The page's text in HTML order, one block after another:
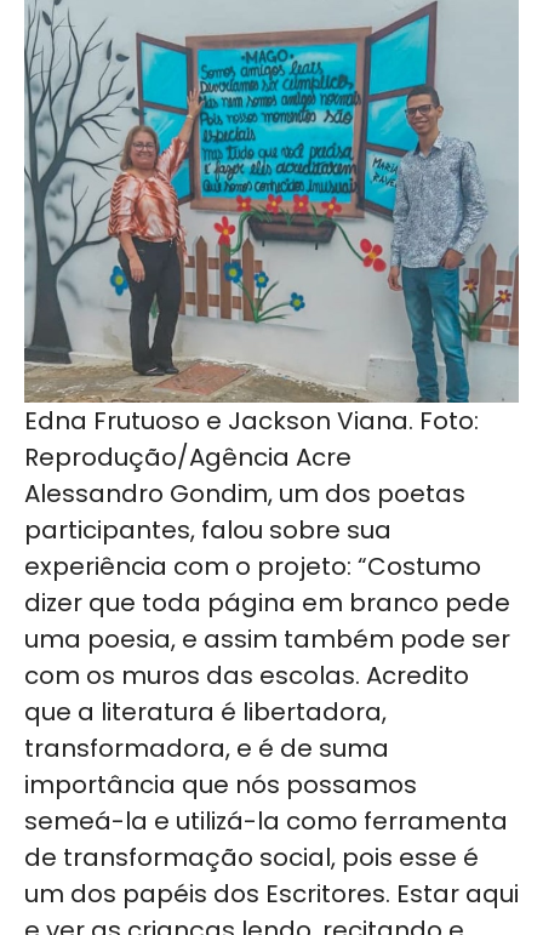
Edna Frutuoso e Jackson Viana. Foto:
Reprodução/Agência Acre
Alessandro Gondim, um dos poetas
participantes, falou sobre sua
experiência com o projeto: “Costumo
dizer que toda página em branco pede
uma poesia, e assim também pode ser
com os muros das escolas. Acredito
que a literatura é libertadora,
transformadora, e é de suma
importância que nós possamos
semeá-la e utilizá-la como ferramenta
de transformação social, pois esse é
um dos papéis dos Escritores. Estar aqui